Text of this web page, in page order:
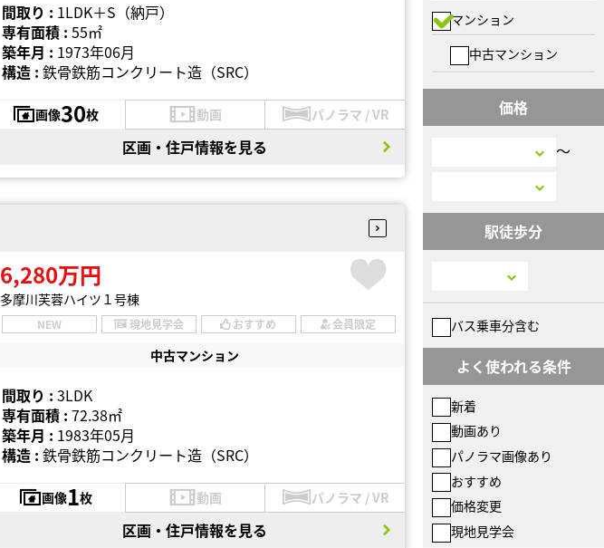
間取り : 1LDK＋S（納戸）
専有面積 : 55㎡
築年月 : 1973年06月
構造 : 鉄骨鉄筋コンクリート造（SRC）
画像30枚 動画 パノラマ / VR
区画・住戸情報を見る
6,280万円
多摩川芙蓉ハイツ１号棟
NEW 現地見学会 おすすめ 会員限定
中古マンション
間取り : 3LDK
専有面積 : 72.38㎡
築年月 : 1983年05月
構造 : 鉄骨鉄筋コンクリート造（SRC）
画像1枚 動画 パノラマ / VR
区画・住戸情報を見る
マンション
中古マンション
価格
〜
駅徒歩分
バス乗車分含む
よく使われる条件
新着
動画あり
パノラマ画像あり
おすすめ
価格変更
現地見学会